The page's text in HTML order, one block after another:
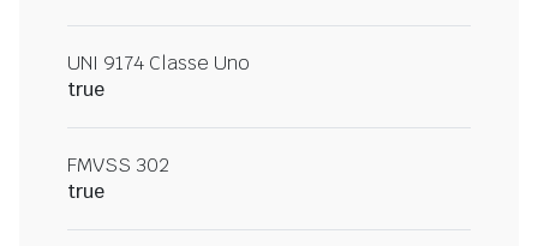
UNI 9174 Classe Uno
true
FMVSS 302
true